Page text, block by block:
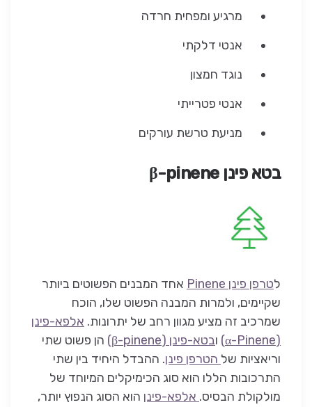
מרגיע ומפחית חרדה
אנטי דלקתי
נוגד חמצון
אנטי פטרייתי
מניעת טרשת עורקים
בטא פינן β-pinene
לטרפן פינן Pinene
אחד המבנים הפשוטים ביותר
שקיימים, ולמרות המבנה הפשוט שלו, הוכח
שמרכיב זה מציע מגוון רחב של יתרונות. אלפא-פינן
(α-Pinene)
ובטא-פינן (β-pinene)
הן פשוט שתי
וריאציות של הטרפן פינן. ההבדל היחיד בין שתי
התרכובות הללו הוא סוג הכימיקלים המיוחד של
מולקולת הבסיס. אלפא-פינן הוא הסוג הנפוץ יותר,